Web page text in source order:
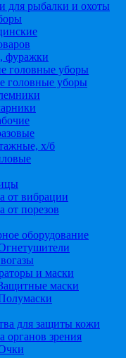
для рыбалки и охоты
фуражки
головные уборы
головные уборы
х/б
от вибрации
от порезов
оборудование
и маски
маски
для защиты кожи
органов зрения